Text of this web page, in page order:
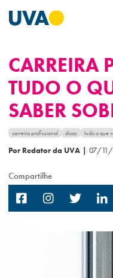
A UVA
CURSOS
FORMAS DE
FINANCIAMENTO E
CARREIRA
TUDO O
SABER
carreira profissional dicas tudo o que
Por Redator da UVA | 07/
Compartilhe